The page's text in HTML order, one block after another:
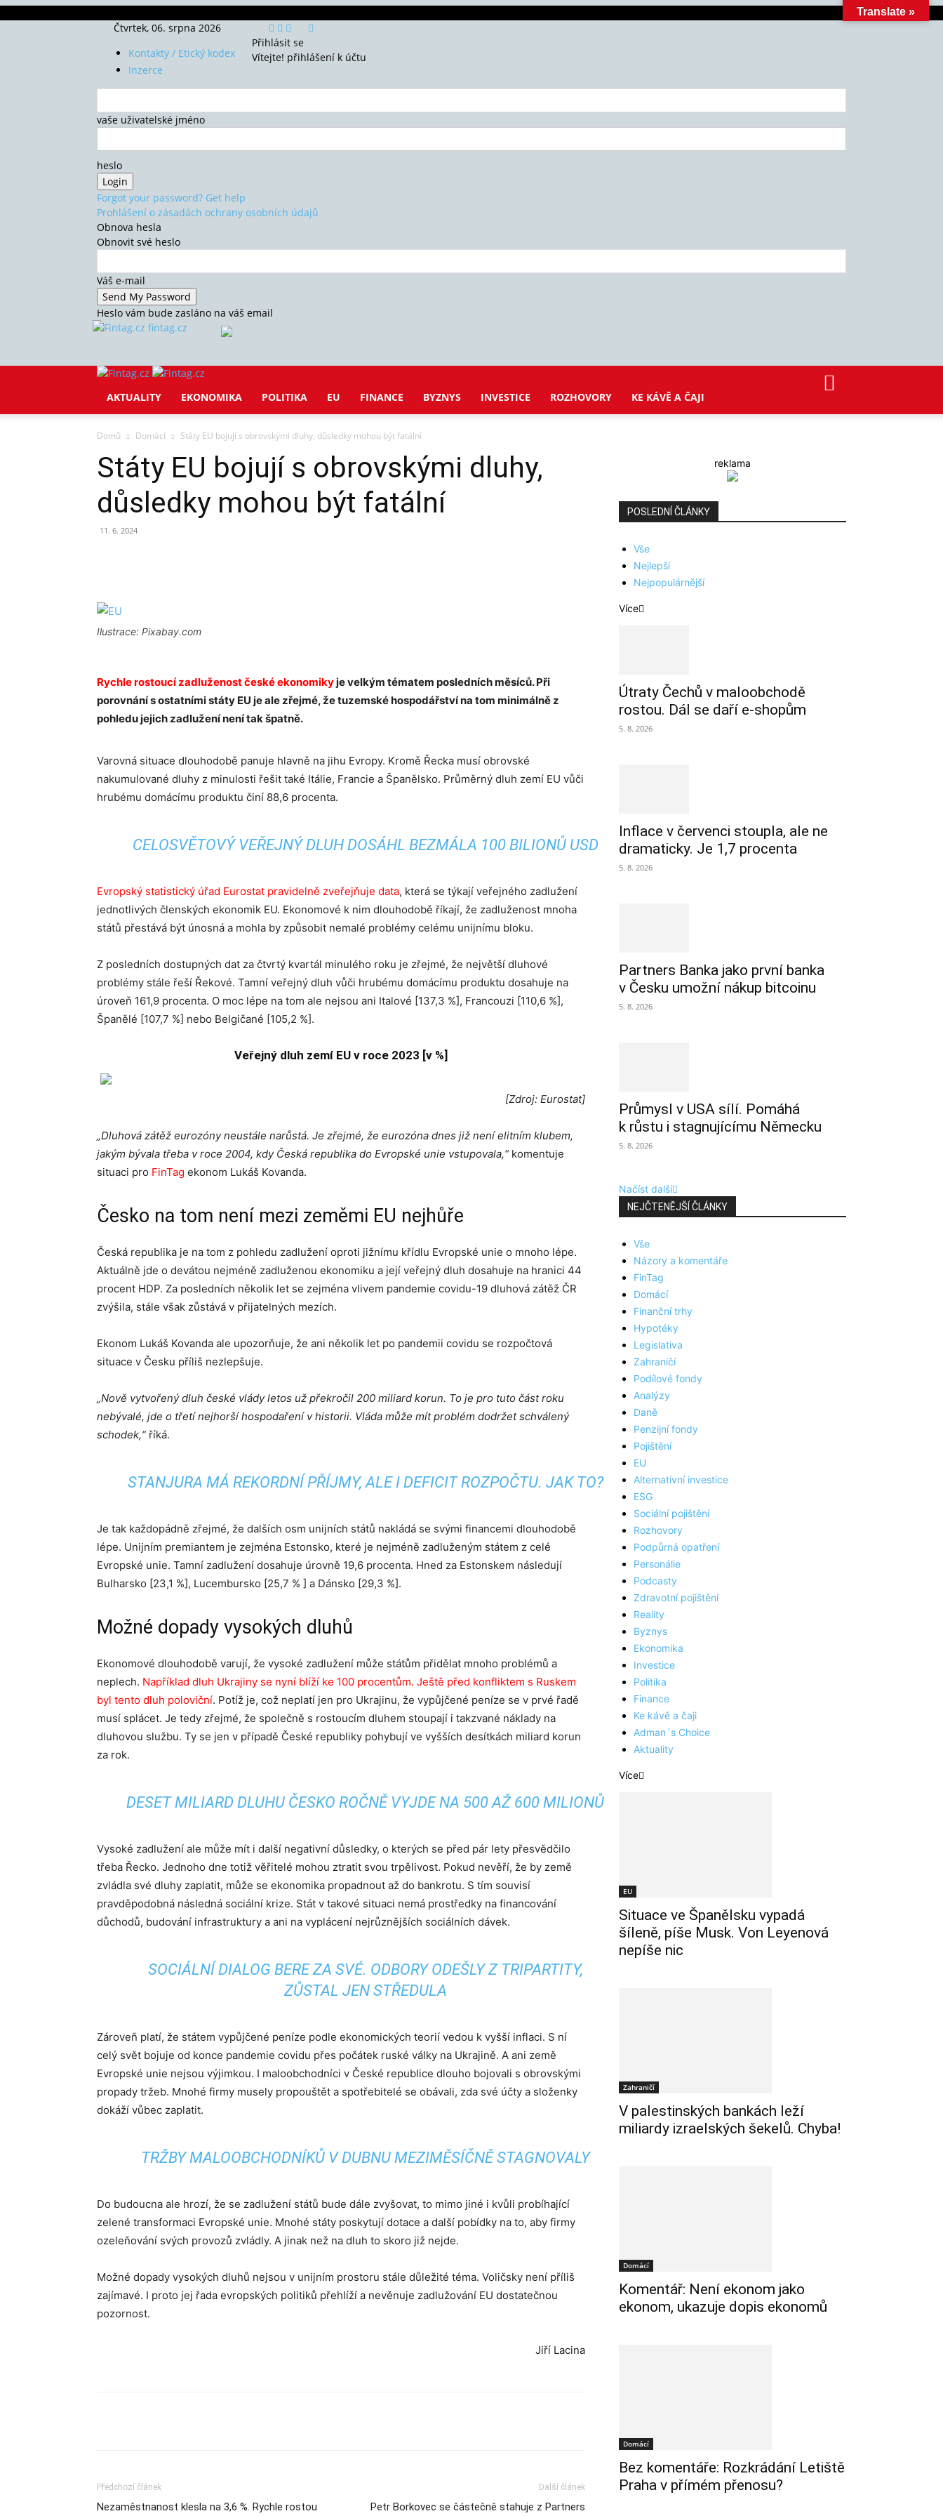
Čtvrtek, 06. srpna 2026
Kontakty / Etický kodex
Inzerce
Přihlásit se
Vítejte! přihlášení k účtu
vaše uživatelské jméno
heslo
Forgot your password? Get help
Prohlášení o zásadách ochrany osobních údajů
Obnova hesla
Obnovit své heslo
Váš e-mail
Heslo vám bude zasláno na váš email
fintag.cz
AKTUALITY EKONOMIKA POLITIKA EU FINANCE BYZNYS INVESTICE ROZHOVORY KE KÁVĚ A ČAJI
Domů Domácí Státy EU bojují s obrovskými dluhy, důsledky mohou být fatální
Státy EU bojují s obrovskými dluhy,
důsledky mohou být fatální
11. 6. 2024
Ilustrace: Pixabay.com
Rychle rostoucí zadluženost české ekonomikyje velkým tématem posledních měsíců. Při
porovnání s ostatními státy EU je ale zřejmé, že tuzemské hospodářství na tom minimálně z
pohledu jejich zadlužení není tak špatně.
Varovná situace dlouhodobě panuje hlavně na jihu Evropy. Kromě Řecka musí obrovské
nakumulované dluhy z minulosti řešit také Itálie, Francie a Španělsko. Průměrný dluh zemí EU vůči
hrubému domácímu produktu činí 88,6 procenta.
CELOSVĚTOVÝ VEŘEJNÝ DLUH DOSÁHL BEZMÁLA 100 BILIONŮ USD
Evropský statistický úřad Eurostat pravidelně zveřejňuje data, která se týkají veřejného zadlužení
jednotlivých členských ekonomik EU. Ekonomové k nim dlouhodobě říkají, že zadluženost mnoha
států přestává být únosná a mohla by způsobit nemalé problémy celému unijnímu bloku.
Z posledních dostupných dat za čtvrtý kvartál minulého roku je zřejmé, že největší dluhové
problémy stále řeší Řekové. Tamní veřejný dluh vůči hrubému domácímu produktu dosahuje na
úroveň 161,9 procenta. O moc lépe na tom ale nejsou ani Italové [137,3 %], Francouzi [110,6 %],
Španělé [107,7 %] nebo Belgičané [105,2 %].
Veřejný dluh zemí EU v roce 2023 [v %]
[Zdroj: Eurostat]
„Dluhová zátěž eurozóny neustále narůstá. Je zřejmé, že eurozóna dnes již není elitním klubem,
jakým bývala třeba v roce 2004, kdy Česká republika do Evropské unie vstupovala,“komentuje
situaci pro FinTag ekonom Lukáš Kovanda.
Česko na tom není mezi zeměmi EU nejhůře
Česká republika je na tom z pohledu zadlužení oproti jižnímu křídlu Evropské unie o mnoho lépe.
Aktuálně jde o devátou nejméně zadluženou ekonomiku a její veřejný dluh dosahuje na hranici 44
procent HDP. Za posledních několik let se zejména vlivem pandemie covidu-19 dluhová zátěž ČR
zvýšila, stále však zůstává v přijatelných mezích.
Ekonom Lukáš Kovanda ale upozorňuje, že ani několik let po pandemii covidu se rozpočtová
situace v Česku příliš nezlepšuje.
„Nově vytvořený dluh české vlády letos už překročil 200 miliard korun. To je pro tuto část roku
nebývalé, jde o třetí nejhorší hospodaření v historii. Vláda může mít problém dodržet schválený
schodek,“říká.
STANJURA MÁ REKORDNÍ PŘÍJMY, ALE I DEFICIT ROZPOČTU. JAK TO?
Je tak každopádně zřejmé, že dalších osm unijních států nakládá se svými financemi dlouhodobě
lépe. Unijním premiantem je zejména Estonsko, které je nejméně zadluženým státem z celé
Evropské unie. Tamní zadlužení dosahuje úrovně 19,6 procenta. Hned za Estonskem následují
Bulharsko [23,1 %], Lucembursko [25,7 % ] a Dánsko [29,3 %].
Možné dopady vysokých dluhů
Ekonomové dlouhodobě varují, že vysoké zadlužení může státům přidělat mnoho problémů a
neplech. Například dluh Ukrajiny se nyní blíží ke 100 procentům. Ještě před konfliktem s Ruskem
byl tento dluh poloviční. Potíž je, což neplatí jen pro Ukrajinu, že vypůjčené peníze se v prvé řadě
musí splácet. Je tedy zřejmé, že společně s rostoucím dluhem stoupají i takzvané náklady na
dluhovou službu. Ty se jen v případě České republiky pohybují ve vyšších desítkách miliard korun
za rok.
DESET MILIARD DLUHU ČESKO ROČNĚ VYJDE NA 500 AŽ 600 MILIONŮ
Vysoké zadlužení ale může mít i další negativní důsledky, o kterých se před pár lety přesvědčilo
třeba Řecko. Jednoho dne totiž věřitelé mohou ztratit svou trpělivost. Pokud nevěří, že by země
zvládla své dluhy zaplatit, může se ekonomika propadnout až do bankrotu. S tím souvisí
pravděpodobná následná sociální krize. Stát v takové situaci nemá prostředky na financování
důchodů, budování infrastruktury a ani na vyplácení nejrůznějších sociálních dávek.
SOCIÁLNÍ DIALOG BERE ZA SVÉ. ODBORY ODEŠLY Z TRIPARTITY,
ZŮSTAL JEN STŘEDULA
Zároveň platí, že státem vypůjčené peníze podle ekonomických teorií vedou k vyšší inflaci. S ní
celý svět bojuje od konce pandemie covidu přes počátek ruské války na Ukrajině. A ani země
Evropské unie nejsou výjimkou. I maloobchodníci v České republice dlouho bojovali s obrovskými
propady tržeb. Mnohé firmy musely propouštět a spotřebitelé se obávali, zda své účty a složenky
dokáží vůbec zaplatit.
TRŽBY MALOOBCHODNÍKŮ V DUBNU MEZIMĚSÍČNĚ STAGNOVALY
Do budoucna ale hrozí, že se zadlužení států bude dále zvyšovat, to mimo jiné i kvůli probíhající
zelené transformaci Evropské unie. Mnohé státy poskytují dotace a další pobídky na to, aby firmy
ozeleňování svých provozů zvládly. A jinak než na dluh to skoro již nejde.
Možné dopady vysokých dluhů nejsou v unijním prostoru stále důležité téma. Voličsky není příliš
zajímavé. I proto jej řada evropských politiků přehlíží a nevěnuje zadlužování EU dostatečnou
pozornost.
Jiří Lacina
Předchozí článek
Nezaměstnanost klesla na 3,6 %. Rychle rostou
Další článek
Petr Borkovec se částečně stahuje z Partners
reklama
POSLEDNÍ ČLÁNKY
Vše
Nejlepší
Nejpopulárnější
Více
Útraty Čechů v maloobchodě
rostou. Dál se daří e-shopům
5. 8. 2026
Inflace v červenci stoupla, ale ne
dramaticky. Je 1,7 procenta
5. 8. 2026
Partners Banka jako první banka
v Česku umožní nákup bitcoinu
5. 8. 2026
Průmysl v USA sílí. Pomáhá
k růstu i stagnujícímu Německu
5. 8. 2026
Načíst další
NEJČTENĚJŠÍ ČLÁNKY
Vše
Názory a komentáře
FinTag
Domácí
Finanční trhy
Hypotéky
Legislativa
Zahraničí
Podílové fondy
Analýzy
Daně
Penzijní fondy
Pojištění
EU
Alternativní investice
ESG
Sociální pojištění
Rozhovory
Podpůrná opatření
Personálie
Podcasty
Zdravotní pojištění
Reality
Byznys
Ekonomika
Investice
Politika
Finance
Ke kávě a čaji
Adman´s Choice
Aktuality
Více
EU
Situace ve Španělsku vypadá
šíleně, píše Musk. Von Leyenová
nepíše nic
Zahraničí
V palestinských bankách leží
miliardy izraelských šekelů. Chyba!
Domácí
Komentář: Není ekonom jako
ekonom, ukazuje dopis ekonomů
Domácí
Bez komentáře: Rozkrádání Letiště
Praha v přímém přenosu?
Translate »